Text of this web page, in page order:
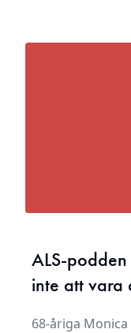
ALS-
inte att vara
68-åriga